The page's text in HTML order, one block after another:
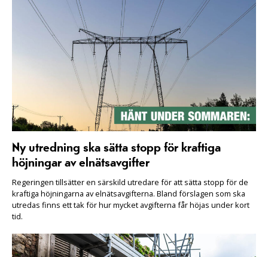
Ny utredning ska sätta stopp för kraftiga
höjningar av elnätsavgifter
Regeringen tillsätter en särskild utredare för att sätta stopp för de
kraftiga höjningarna av elnätsavgifterna. Bland förslagen som ska
utredas finns ett tak för hur mycket avgifterna får höjas under kort
tid.